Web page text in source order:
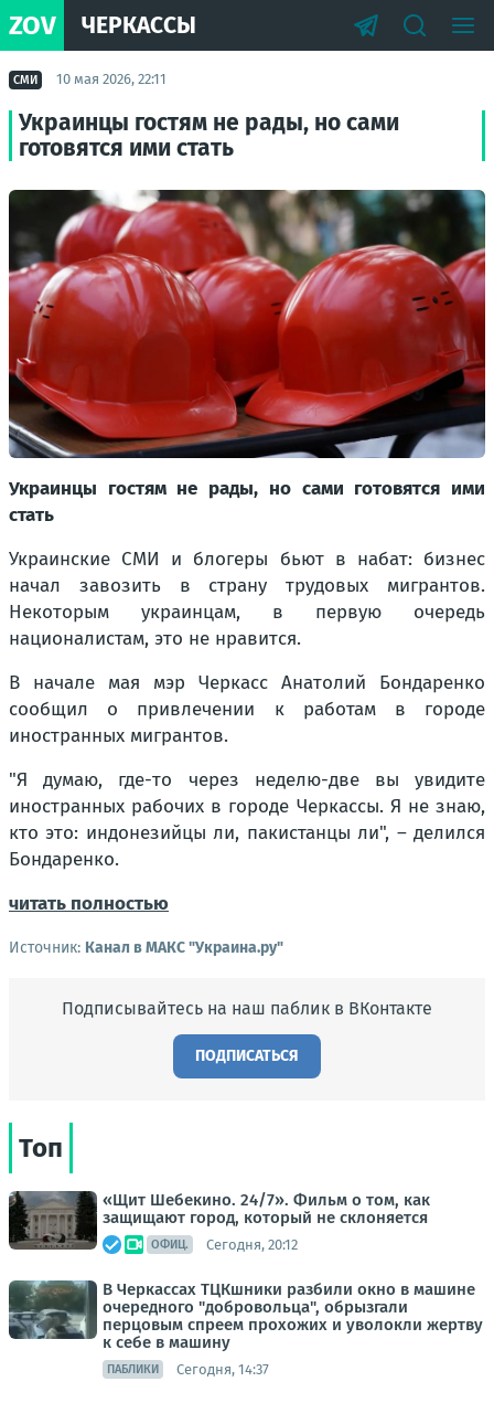
ZOV ЧЕРКАССЫ
СМИ 10 мая 2026, 22:11
Украинцы гостям не рады, но сами
готовятся ими стать
Украинцы гостям не рады, но сами готовятся ими
стать
Украинские СМИ и блогеры бьют в набат: бизнес
начал завозить в страну трудовых мигрантов.
Некоторым украинцам, в первую очередь
националистам, это не нравится.
В начале мая мэр Черкасс Анатолий Бондаренко
сообщил о привлечении к работам в городе
иностранных мигрантов.
"Я думаю, где-то через неделю-две вы увидите
иностранных рабочих в городе Черкассы. Я не знаю,
кто это: индонезийцы ли, пакистанцы ли", – делился
Бондаренко.
читать полностью
Источник: Канал в МАКС "Украина.ру"
Подписывайтесь на наш паблик в ВКонтакте
ПОДПИСАТЬСЯ
Топ
«Щит Шебекино. 24/7». Фильм о том, как
защищают город, который не склоняется
ОФИЦ. Сегодня, 20:12
В Черкассах ТЦКшники разбили окно в машине
очередного "добровольца", обрызгали
перцовым спреем прохожих и уволокли жертву
к себе в машину
ПАБЛИКИ Сегодня, 14:37